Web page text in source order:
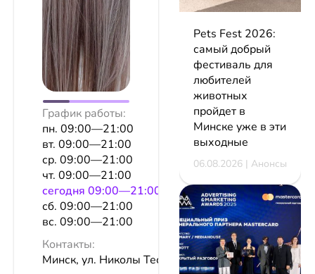
График работы:
пн. 09:00—21:00
вт. 09:00—21:00
ср. 09:00—21:00
чт. 09:00—21:00
сeгодня 09:00—21:00
сб. 09:00—21:00
вс. 09:00—21:00
Контакты:
Минск, ул. Николы Теслы, 23
Pets Fest 2026:
самый добрый
фестиваль для
любителей
животных
пройдет в
Минске уже в эти
выходные
06.08.2026 | Анонсы